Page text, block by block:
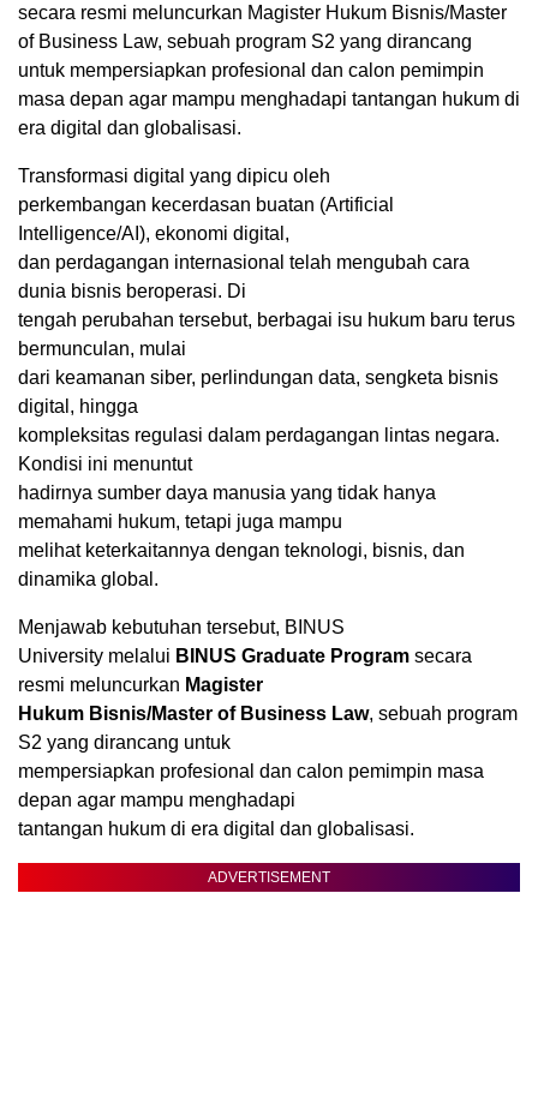
secara resmi meluncurkan Magister Hukum Bisnis/Master
of Business Law, sebuah program S2 yang dirancang
untuk mempersiapkan profesional dan calon pemimpin
masa depan agar mampu menghadapi tantangan hukum di
era digital dan globalisasi.
Transformasi digital yang dipicu oleh
perkembangan kecerdasan buatan (Artificial
Intelligence/AI), ekonomi digital,
dan perdagangan internasional telah mengubah cara
dunia bisnis beroperasi. Di
tengah perubahan tersebut, berbagai isu hukum baru terus
bermunculan, mulai
dari keamanan siber, perlindungan data, sengketa bisnis
digital, hingga
kompleksitas regulasi dalam perdagangan lintas negara.
Kondisi ini menuntut
hadirnya sumber daya manusia yang tidak hanya
memahami hukum, tetapi juga mampu
melihat keterkaitannya dengan teknologi, bisnis, dan
dinamika global.
Menjawab kebutuhan tersebut, BINUS
University melalui BINUS Graduate Program secara
resmi meluncurkan Magister
Hukum Bisnis/Master of Business Law, sebuah program
S2 yang dirancang untuk
mempersiapkan profesional dan calon pemimpin masa
depan agar mampu menghadapi
tantangan hukum di era digital dan globalisasi.
ADVERTISEMENT